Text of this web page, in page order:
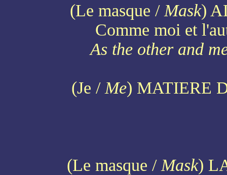
(Le masque / Mask)
Comme moi et
As the other and
(Je / Me) MATIERE
(Le masque / Mask)